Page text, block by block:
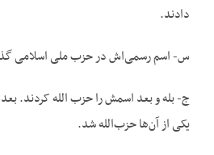
دادند.
س- اسم رسمی‌اش در حزب ملی اسلامی
ج- بله و بعد اسمش را حزب الله کردند.
یکی از آن‌ها حزب‌الله شد.